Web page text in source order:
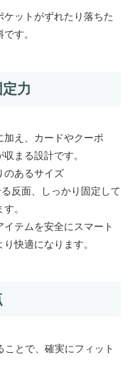
ットがずれたり落ちた
す。
力
え、カードやクーポ
まる設計です。
のあるサイズ
反面、しっかり固定して
。
テムを安全にスマート
快適になります。
とで、確実にフィット